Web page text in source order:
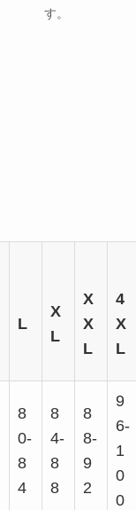
す。
L
X
L
X
X
L
4
X
L
8
0-
8
4
8
4-
8
8
8
8-
9
2
9
6-
1
0
0